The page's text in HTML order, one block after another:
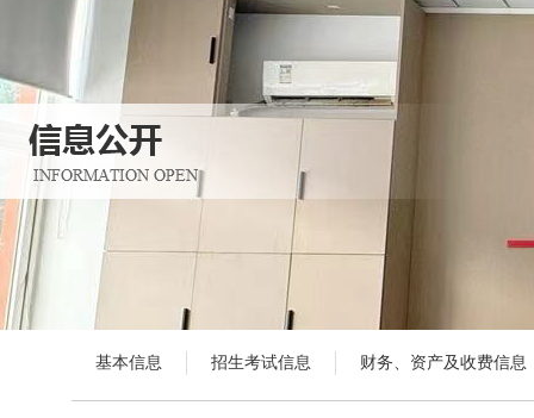
基本信息 招生考试信息 财务、资产及收费信息